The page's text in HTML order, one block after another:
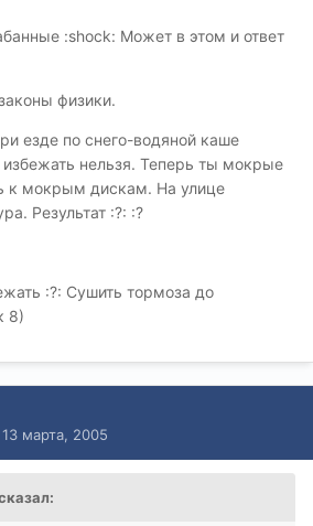
:shock: Может в этом и ответ
физики.
езде по снего-водяной каше
избежать нельзя. Теперь ты мокрые
к мокрым дискам. На улице
Результат :?: :?
:?: Сушить тормоза до
8)
13 марта, 2005